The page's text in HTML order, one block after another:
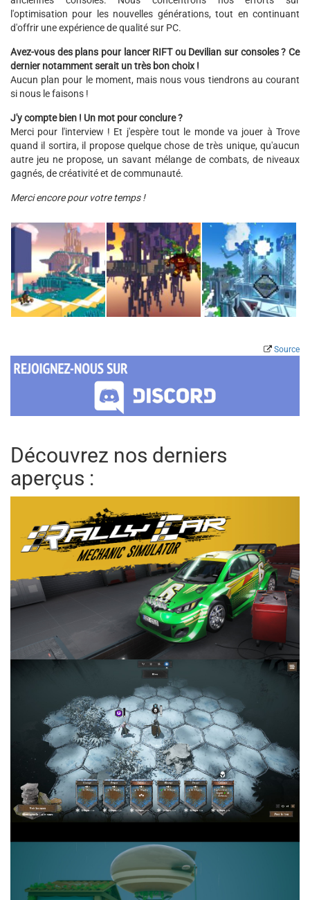
l'optimisation pour les nouvelles générations, tout en continuant
d'offrir une expérience de qualité sur PC.
Avez-vous des plans pour lancer RIFT ou Devilian sur consoles ? Ce
dernier notamment serait un très bon choix !
Aucun plan pour le moment, mais nous vous tiendrons au courant
si nous le faisons !
J'y compte bien ! Un mot pour conclure ?
Merci pour l'interview ! Et j'espère tout le monde va jouer à Trove
quand il sortira, il propose quelque chose de très unique, qu'aucun
autre jeu ne propose, un savant mélange de combats, de niveaux
gagnés, de créativité et de communauté.
Merci encore pour votre temps !
Source
Découvrez nos derniers
aperçus :